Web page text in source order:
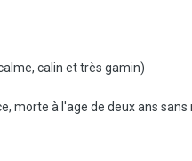
calin et très gamin)
morte à l'age de deux ans